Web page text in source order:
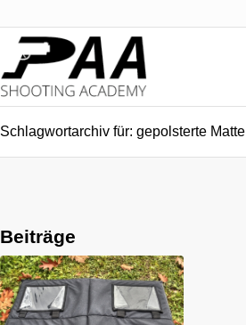
Schlagwortarchiv für: gepolsterte Matte
Beiträge